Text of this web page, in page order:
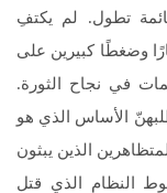
تطول. لم يكتفِ
وضغطًا كبيرين على
في نجاح الثورة.
الأساس الذي هو
الذين يبثون
النظام الذي قتل